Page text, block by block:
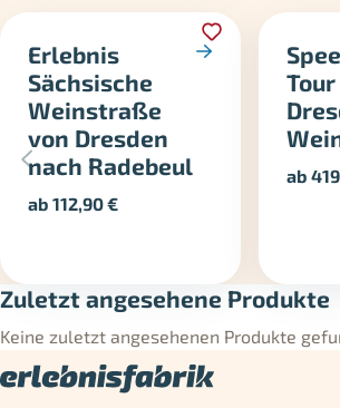
Erlebnis
Sächsische
Weinstraße
von Dresden
nach Radebeul
ab112,90€
ab
Zuletzt angesehene Produkte
Keine zuletzt angesehenen Produkte